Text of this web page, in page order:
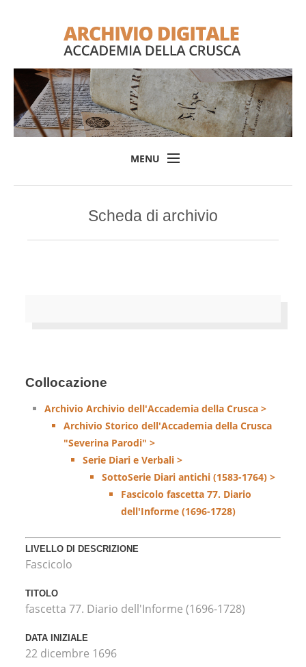
MENU
L'Archivio
Scheda di archivio
Collocazione
Archivio Archivio dell'Accademia della Crusca >
Archivio Storico dell'Accademia della Crusca
"Severina Parodi" >
Serie Diari e Verbali >
SottoSerie Diari antichi (1583-1764) >
Fascicolo fascetta 77. Diario
dell'Informe (1696-1728)
LIVELLO DI DESCRIZIONE
Fascicolo
TITOLO
fascetta 77. Diario dell'Informe (1696-1728)
DATA INIZIALE
22 dicembre 1696